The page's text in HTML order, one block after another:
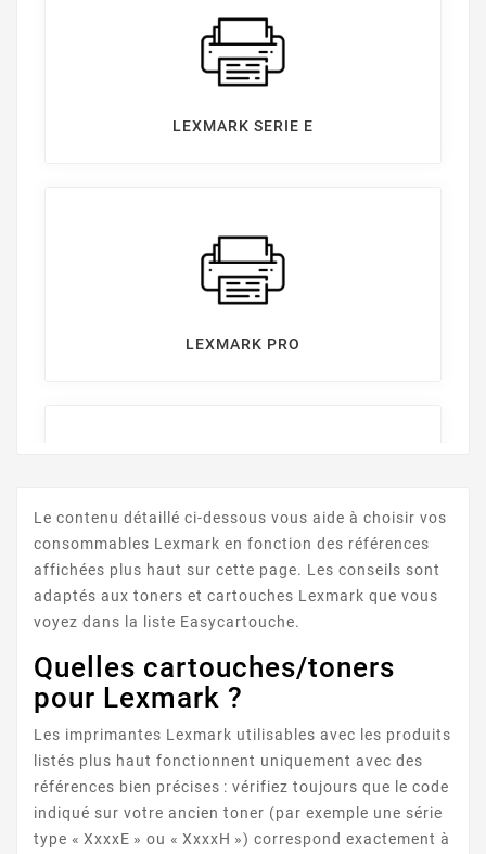
LEXMARK SERIE E
LEXMARK PRO
LEXMARK MS SERIE
LEXMARK MX SERIE
Le contenu détaillé ci-dessous vous aide à choisir vos
consommables Lexmark en fonction des références
affichées plus haut sur cette page. Les conseils sont
adaptés aux toners et cartouches Lexmark que vous
voyez dans la liste Easycartouche.
Quelles cartouches/toners
pour Lexmark ?
Les imprimantes Lexmark utilisables avec les produits
listés plus haut fonctionnent uniquement avec des
références bien précises : vérifiez toujours que le code
indiqué sur votre ancien toner (par exemple une série
type « XxxxE » ou « XxxxH ») correspond exactement à